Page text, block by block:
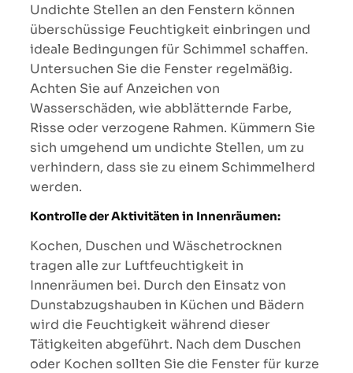
Undichte Stellen an den Fenstern können
überschüssige Feuchtigkeit einbringen und
ideale Bedingungen für Schimmel schaffen.
Untersuchen Sie die Fenster regelmäßig.
Achten Sie auf Anzeichen von
Wasserschäden, wie abblätternde Farbe,
Risse oder verzogene Rahmen. Kümmern Sie
sich umgehend um undichte Stellen, um zu
verhindern, dass sie zu einem Schimmelherd
werden.
Kontrolle der Aktivitäten in Innenräumen:
Kochen, Duschen und Wäschetrocknen
tragen alle zur Luftfeuchtigkeit in
Innenräumen bei. Durch den Einsatz von
Dunstabzugshauben in Küchen und Bädern
wird die Feuchtigkeit während dieser
Tätigkeiten abgeführt. Nach dem Duschen
oder Kochen sollten Sie die Fenster für kurze